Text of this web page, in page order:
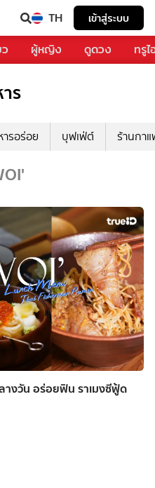
TH เข้าสู่ระบบ
ผู้หญิง ดูดวง ทรู
ร
รอร่อย บุฟเฟ่ต์ ร้านกา
างวัน อร่อยฟิน ราเมงซีฟู้ด